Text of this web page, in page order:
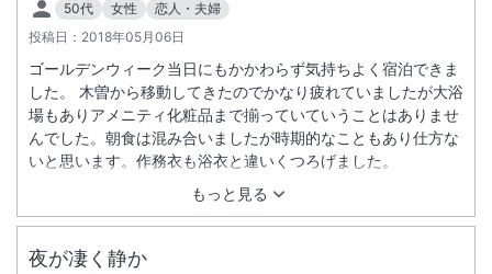
50代 女性
恋人・夫婦
投稿日： 2018年05月06日
もっと見る
ゴールデンウィーク当日にもかかわらず気持ちよく宿泊できま
した。 木曽から移動してきたのでかなり疲れていましたが大浴
場もありアメニティ化粧品まで揃っていていうことはありませ
んでした。朝食は混み合いましたが時期的なこともあり仕方な
いと思います。作務衣も浴衣と違いくつろげました。
夜が凄く静か